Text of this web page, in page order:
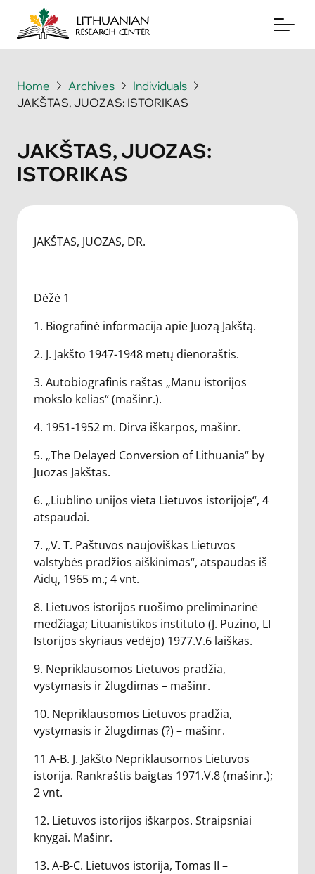
About
Archives
Periodicals
Books
News & Events
Contact Us
Home Archives
Individuals
JAKŠTAS, JUOZAS: ISTORIKAS
JAKŠTAS, JUOZAS:
ISTORIKAS
JAKŠTAS, JUOZAS, DR.
Dėžė 1
1. Biografinė informacija apie Juozą Jakštą.
2. J. Jakšto 1947-1948 metų dienoraštis.
3. Autobiografinis raštas „Manu istorijos
mokslo kelias“ (mašinr.).
4. 1951-1952 m. Dirva iškarpos, mašinr.
5. „The Delayed Conversion of Lithuania“ by
Juozas Jakštas.
6. „Liublino unijos vieta Lietuvos istorijoje“, 4
atspaudai.
7. „V. T. Paštuvos naujoviškas Lietuvos
valstybės pradžios aiškinimas“, atspaudas iš
Aidų, 1965 m.; 4 vnt.
8. Lietuvos istorijos ruošimo preliminarinė
medžiaga; Lituanistikos instituto (J. Puzino, LI
Istorijos skyriaus vedėjo) 1977.V.6 laiškas.
9. Nepriklausomos Lietuvos pradžia,
vystymasis ir žlugdimas – mašinr.
10. Nepriklausomos Lietuvos pradžia,
vystymasis ir žlugdimas (?) – mašinr.
11 A-B. J. Jakšto Nepriklausomos Lietuvos
istorija. Rankraštis baigtas 1971.V.8 (mašinr.);
2 vnt.
12. Lietuvos istorijos iškarpos. Straipsniai
knygai. Mašinr.
13. A-B-C. Lietuvos istorija, Tomas II –